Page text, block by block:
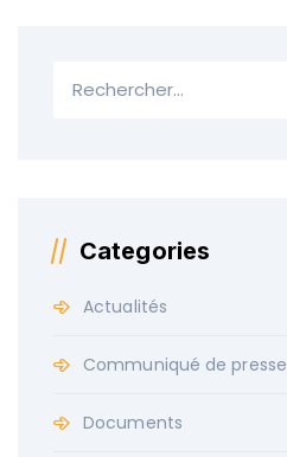
Categories
Actualités
Communiqué de presse
Documents